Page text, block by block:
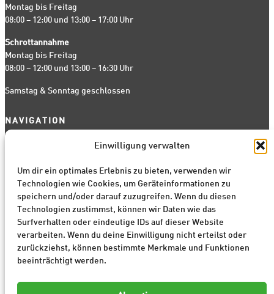
Einwilligung verwalten
Um dir ein optimales Erlebnis zu bieten, verwenden wir
Technologien wie Cookies, um Geräteinformationen zu
speichern und/oder darauf zuzugreifen. Wenn du diesen
Technologien zustimmst, können wir Daten wie das
Surfverhalten oder eindeutige IDs auf dieser Website
verarbeiten. Wenn du deine Einwilligung nicht erteilst oder
zurückziehst, können bestimmte Merkmale und Funktionen
beeinträchtigt werden.
Montag bis Freitag
08:00 – 12:00 und 13:00 – 17:00 Uhr
Schrottannahme
Montag bis Freitag
08:00 – 12:00 und 13:00 – 16:30 Uhr
Samstag & Sonntag geschlossen
NAVIGATION
Abschleppdienst
Schrottpreise
Ersatzteilanfrage
Kontakt